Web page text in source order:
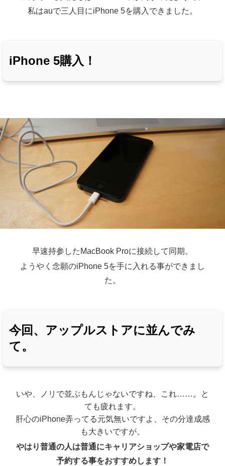
私はauで三人目にiPhone 5を購入できました。
iPhone 5購入！
早速持参したMacBook Proに接続して同期。
ようやく念願のiPhone 5を手に入れる事ができまし
た。
今回、アップルストアに並んでみ
て。
いや、ノリで並ぶもんじゃないですね、これ……。と
ても疲れます。
肝心のiPhone弄ってる元気無いですよ、その分達成感
も大きいですが。
やはり普通の人は普通にキャリアショップや家電店で
予約する事をおすすめします！